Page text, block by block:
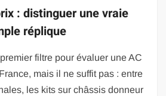
: distinguer une vraie
réplique
filtre pour évaluer une AC
mais il ne suffit pas : entre
les kits sur châssis donneur